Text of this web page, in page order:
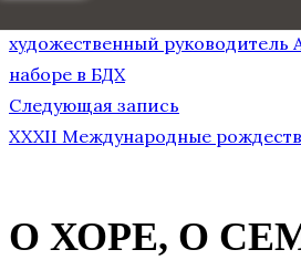
художественный руководитель
наборе в БДХ
Следующая запись
XXXII Международные
О ХОРЕ, О